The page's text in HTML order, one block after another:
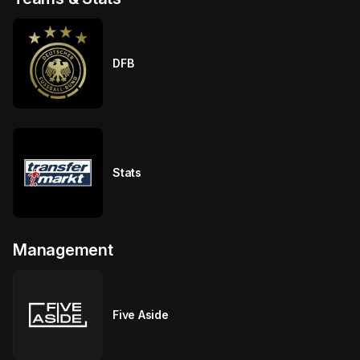
DFB
Stats
Management
Five Aside